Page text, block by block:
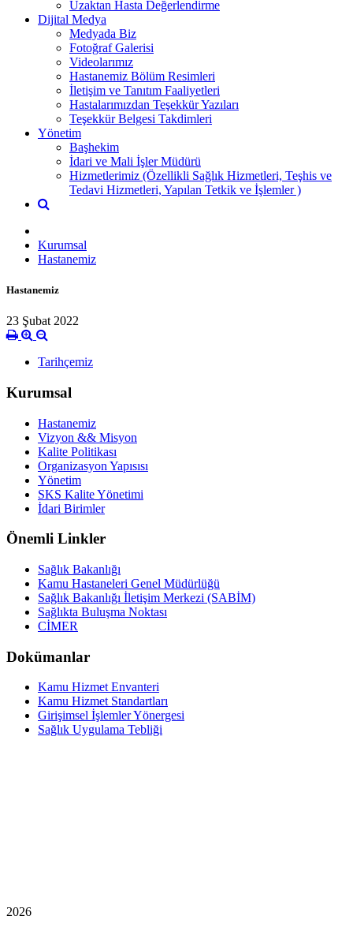
Uzaktan Hasta Değerlendirme
Dijital Medya
Medyada Biz
Fotoğraf Galerisi
Videolarımız
Hastanemiz Bölüm Resimleri
İletişim ve Tanıtım Faaliyetleri
Hastalarımızdan Teşekkür Yazıları
Teşekkür Belgesi Takdimleri
Yönetim
Başhekim
İdari ve Mali İşler Müdürü
Hizmetlerimiz (Özellikli Sağlık Hizmetleri, Teşhis ve
Tedavi Hizmetleri, Yapılan Tetkik ve İşlemler )
Kurumsal
Hastanemiz
Hastanemiz
23 Şubat 2022
Tarihçemiz
Kurumsal
Hastanemiz
Vizyon && Misyon
Kalite Politikası
Organizasyon Yapısısı
Yönetim
SKS Kalite Yönetimi
İdari Birimler
Önemli Linkler
Sağlık Bakanlığı
Kamu Hastaneleri Genel Müdürlüğü
Sağlık Bakanlığı İletişim Merkezi (SABİM)
Sağlıkta Buluşma Noktası
CİMER
Dokümanlar
Kamu Hizmet Envanteri
Kamu Hizmet Standartları
Girişimsel İşlemler Yönergesi
Sağlık Uygulama Tebliği
2026